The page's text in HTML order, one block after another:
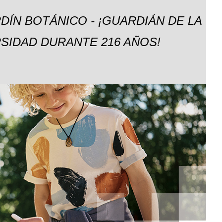
BOTÁNICO - ¡GUARDIÁN DE LA
DURANTE 216 AÑOS!